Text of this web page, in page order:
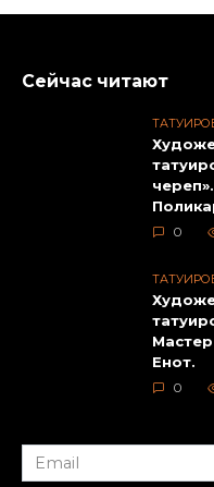
Сейчас читают
0
Енот.
0